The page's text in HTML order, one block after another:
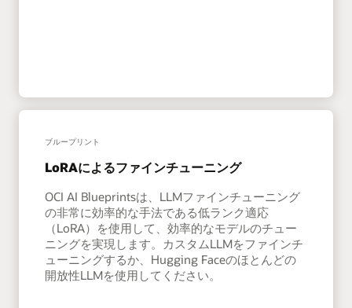
ブループリント
LoRAによるファインチューニング
OCI AI Blueprintsは、LLMファインチューニング
の非常に効率的な手法である低ランク適応
（LoRA）を使用して、効率的なモデルのチュー
ニングを実現します。カスタムLLMをファインチ
ューニングするか、Hugging Faceのほとんどの
開放性LLMを使用してください。